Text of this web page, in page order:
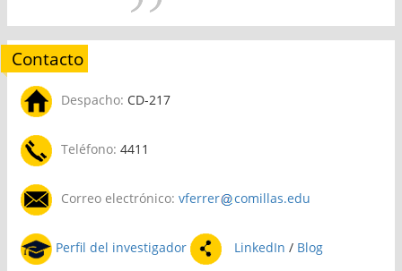
Contacto
Despacho: CD-217
Teléfono: 4411
Correo electrónico: vferrer comillas.edu
Perfil del investigador LinkedIn / Blog